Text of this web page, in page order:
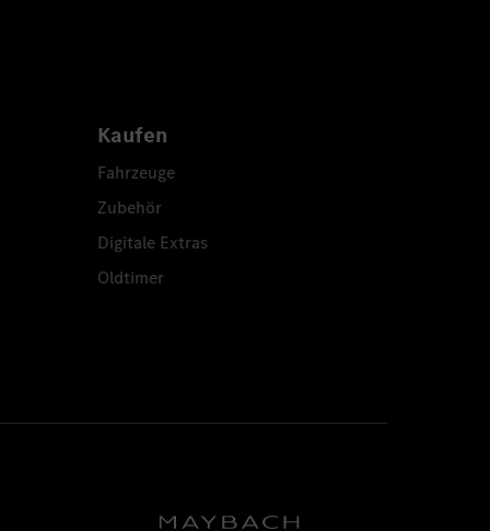
Kaufen
Fahrzeuge
Zubehör
Digitale Extras
Oldtimer